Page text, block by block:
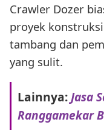
Crawler Dozer
proyek
tambang dan
yang sulit.
Lainnya:Jasa
Ranggamekar